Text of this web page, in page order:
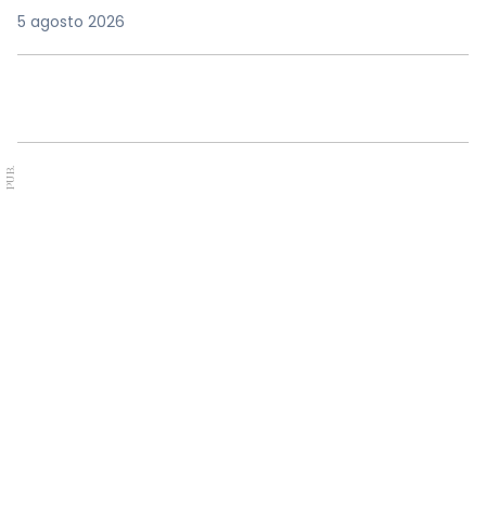
5 agosto 2026
PUB.